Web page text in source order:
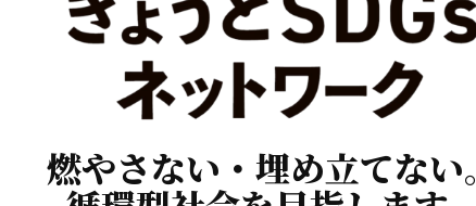
燃やさない・埋め立てない。